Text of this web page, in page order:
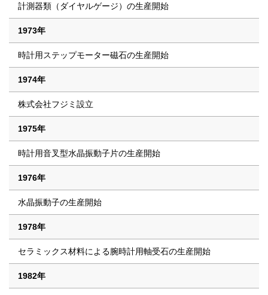
計測器類（ダイヤルゲージ）の生産開始
1973年
時計用ステップモーター磁石の生産開始
1974年
株式会社フジミ設立
1975年
時計用音叉型水晶振動子片の生産開始
1976年
水晶振動子の生産開始
1978年
セラミックス材料による腕時計用軸受石の生産開始
1982年